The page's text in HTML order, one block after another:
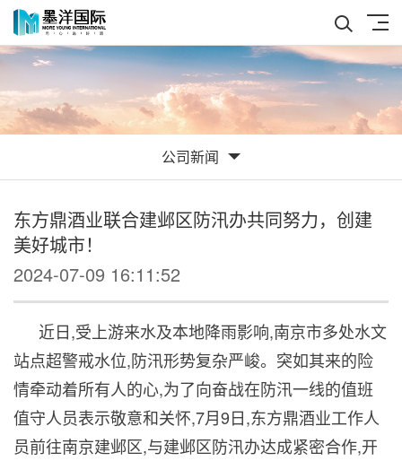
公司新闻
东方鼎酒业联合建邺区防汛办共同努力，创建
美好城市！
2024-07-09 16:11:52
近日,受上游来水及本地降雨影响,南京市多处水文
站点超警戒水位,防汛形势复杂严峻。突如其来的险
情牵动着所有人的心,为了向奋战在防汛一线的值班
值守人员表示敬意和关怀,7月9日,东方鼎酒业工作人
员前往南京建邺区,与建邺区防汛办达成紧密合作,开